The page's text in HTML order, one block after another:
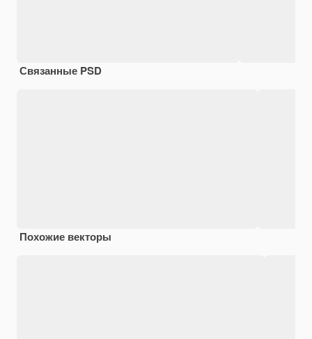
Связанные PSD
Похожие векторы